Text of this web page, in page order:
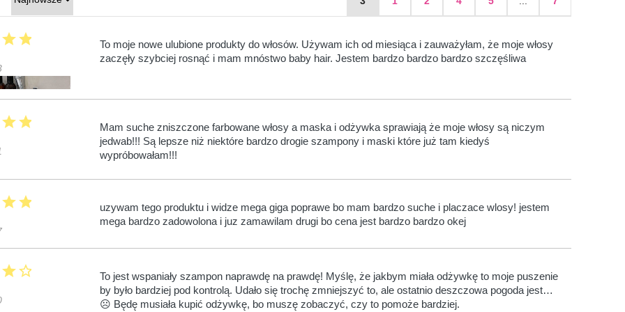
starstar
To moje nowe ulubione produkty do włosów. Używam ich od miesiąca i zauważyłam, że moje włosy
zaczęły szybciej rosnąć i mam mnóstwo baby hair. Jestem bardzo bardzo bardzo szczęśliwa
starstar
Mam suche zniszczone farbowane włosy a maska i odżywka sprawiają że moje włosy są niczym
jedwab!!! Są lepsze niż niektóre bardzo drogie szampony i maski które już tam kiedyś
wypróbowałam!!!
starstar
uzywam tego produktu i widze mega giga poprawe bo mam bardzo suche i placzace wlosy! jestem
mega bardzo zadowolona i juz zamawilam drugi bo cena jest bardzo bardzo okej
starstar_border
To jest wspaniały szampon naprawdę na prawdę! Myślę, że jakbym miała odżywkę to moje puszenie
by było bardziej pod kontrolą. Udało się trochę zmniejszyć to, ale ostatnio deszczowa pogoda jest…
☹ Będę musiała kupić odżywkę, bo muszę zobaczyć, czy to pomoże bardziej.